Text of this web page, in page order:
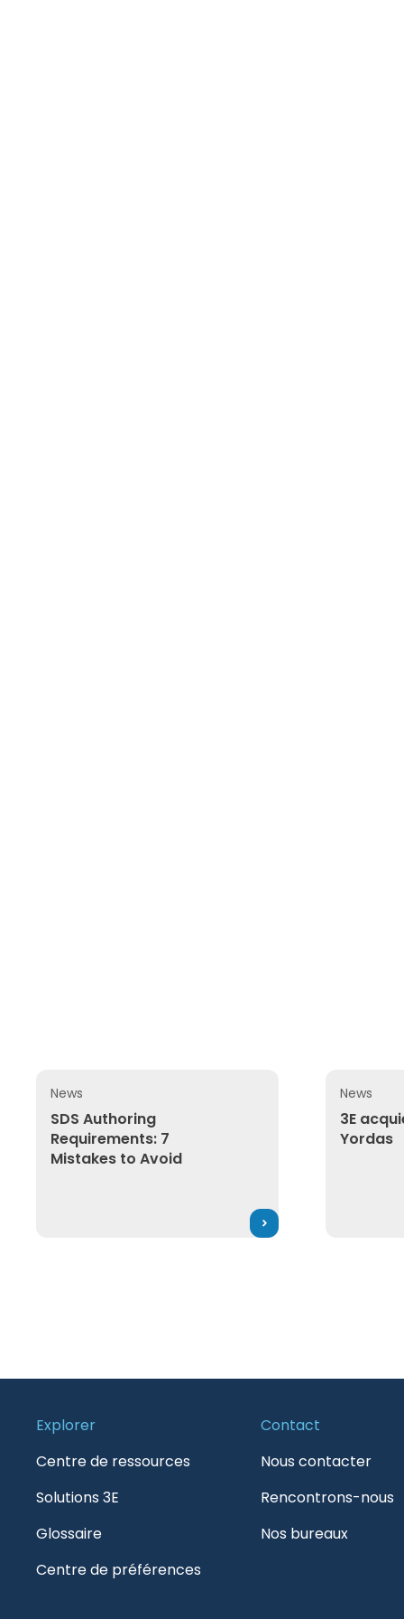
News
SDS Authoring
Requirements: 7
Mistakes to Avoid
SDS Authoring Requirements: 7 Mistakes to Avoid
News
3E
Yordas
3E
Explorer
Centre de ressources
Solutions 3E
Glossaire
Centre de préférences
Contact
Nous contacter
Rencontrons-nous
Nos bureaux